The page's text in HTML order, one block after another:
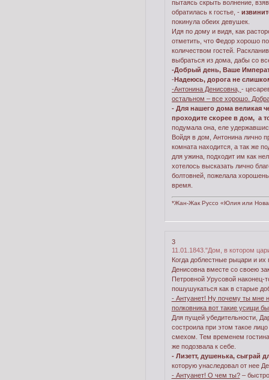
пытаясь скрыть волнение,
обратилась к гостье, -
покинула обеих девушек.
Идя по дому и видя, как
отметить, что Федор хорошо
количеством гостей.
выбраться из дома, дабы со
-Добрый день, Ваше
-Надеюсь, дорога не
-Антонина Денисовна, -
остальном – все хорошо.
- Для нашего дома великая
проходите скорее в дом, а
подумала она, еле
Войдя в дом, Антонина лично
комната находится, а так же
для ужина, подходит им как
хотелось высказать лично
болтовней, пожелала
время.
*Жан-Жак Руссо «Юлия или
3
11.01.1843."Дом, в котором
Когда доблестные рыцари и
Денисовна вместе со своею
Петровной Урусовой наконец-
пошушукаться как в старые
- Антуанет! Ну почему ты мне
полковника вот такие усищи
Для пущей убедительности,
состроила при этом такое
смехом. Тем временем
же подозвала к себе.
- Лизетт, душенька, сыграй
которую унаследовал от нее
- Антуанет! О чем ты?–